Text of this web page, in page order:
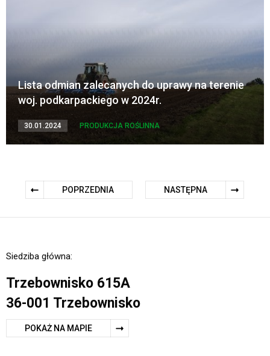
Lista odmian zalecanych do uprawy na terenie
woj. podkarpackiego w 2024r.
30.01.2024 PRODUKCJA ROŚLINNA
POPRZEDNIA NASTĘPNA
Siedziba główna:
Trzebownisko 615A
36-001 Trzebownisko
POKAŻ NA MAPIE